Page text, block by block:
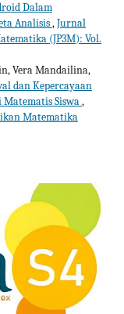
Dalam
Analisis,Jurnal
(JP3M): Vol.
Vera Mandailina,
dan Kepercayaan
Siswa,
Matematika